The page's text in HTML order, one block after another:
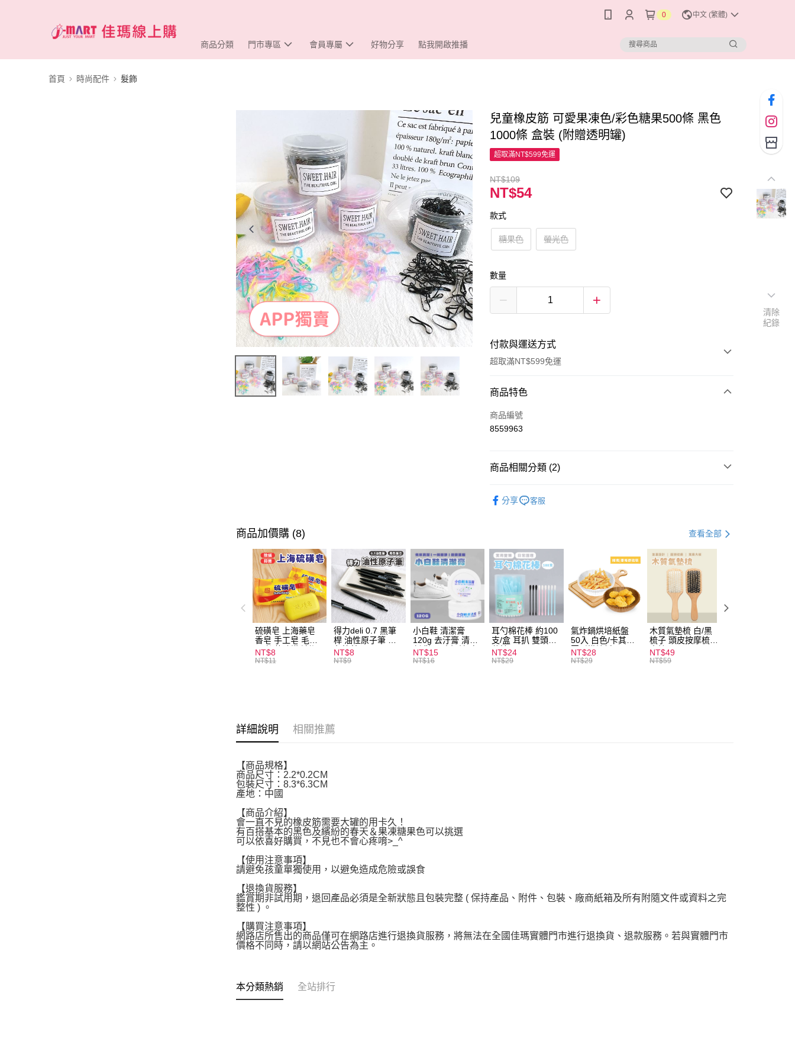
0 中文 (繁體)
商品分類 門市專區 會員專屬 好物分享 點我開啟推播
首頁 時尚配件 髮飾
兒童橡皮筋 可愛果凍色/彩色糖果500條 黑色
1000條 盒裝 (附贈透明罐)
超取滿NT$599免運
NT$109
NT$54
款式
糖果色 螢光色
數量
付款與運送方式
超取滿NT$599免運
付款方式
信用卡一次付款
街口支付
運送方式
全家取貨付款
每筆NT$60，滿NT$599(含以上)免運費
付款後全家取貨
每筆NT$60，滿NT$599(含以上)免運費
商品特色
商品編號
8559963
商品相關分類 (2)
分享 客服
商品加價購 (8) 查看全部
硫磺皂 上海藥皂
香皂 手工皂 毛囊
炎 抑菌除蟎 清潔
護膚 去油去痘 寵
NT$8
NT$11
得力deli 0.7 黑筆
桿 油性原子筆 黑
色筆芯 S304
NT$8
NT$9
小白鞋 清潔膏
120g 去汙膏 清潔
劑 鞋子 去汙漬 白
皮鞋 鞋油
NT$15
NT$16
耳勺棉花棒 約100
支/盒 耳扒 雙頭棉
花棒
NT$24
NT$29
氣炸鍋烘培紙盤
50入 白色/卡其色
圓形烘焙紙
NT$28
NT$29
木質氣墊梳 白/黑
梳子 頭皮按摩梳
木梳
NT$49
NT$59
詳細說明 相關推薦
【商品規格】
商品尺寸：2.2*0.2CM
包裝尺寸：8.3*6.3CM
產地：中國
【商品介紹】
會一直不見的橡皮筋需要大罐的用卡久！
有百搭基本的黑色及繽紛的春天＆果凍糖果色可以挑選
可以依喜好購買，不見也不會心疼唷>_^
【使用注意事項】
請避免孩童單獨使用，以避免造成危險或誤食
【退換貨服務】
鑑賞期非試用期，退回產品必須是全新狀態且包裝完整 ( 保持產品、附件、包裝、廠商紙箱及所有附隨文件或資料之完
整性 ) 。
【購買注意事項】
網路店所售出的商品僅可在網路店進行退換貨服務，將無法在全國佳瑪實體門市進行退換貨、退款服務。若與實體門市
價格不同時，請以網站公告為主。
本分類熱銷 全站排行
清除
紀錄